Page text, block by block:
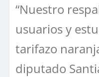
“Nuestro
usuarios y
tarifazo
diputado